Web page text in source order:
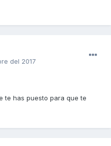
del 2017
te has puesto para que te